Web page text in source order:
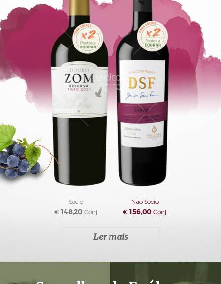
Sócio
€ 148,20 Conj.
Não Sócio
€ 156,00 Conj.
Ler mais